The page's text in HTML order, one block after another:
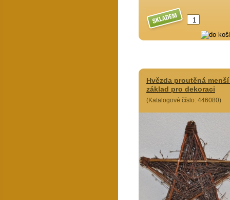
Hvězda proutěná
základ pro dekoraci
(Katalogové číslo: 446080)